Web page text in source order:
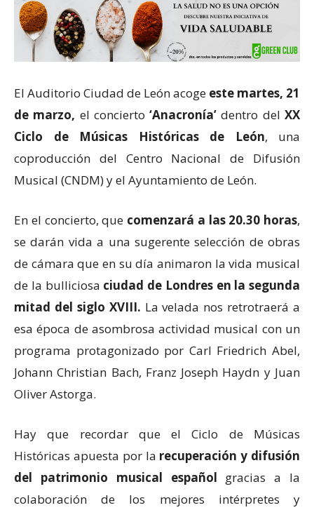
El Auditorio Ciudad de León acoge este martes, 21
de marzo, el concierto‘Anacronía’ dentro delXX
Ciclo de Músicas Históricas de León, una
coproducción del Centro Nacional de Difusión
Musical (CNDM) y el Ayuntamiento de León.
En el concierto, que comenzará a las 20.30 horas,
se darán vida a una sugerente selección de obras
de cámara que en su día animaron la vida musical
de la bulliciosa ciudad de Londres en la segunda
mitad del siglo XVIII. La velada nos retrotraerá a
esa época de asombrosa actividad musical con un
programa protagonizado por Carl Friedrich Abel,
Johann Christian Bach, Franz Joseph Haydn y Juan
Oliver Astorga.
Hay que recordar que el Ciclo de Músicas
Históricas apuesta por la recuperación y difusión
del patrimonio musical español gracias a la
colaboración de los mejores intérpretes y